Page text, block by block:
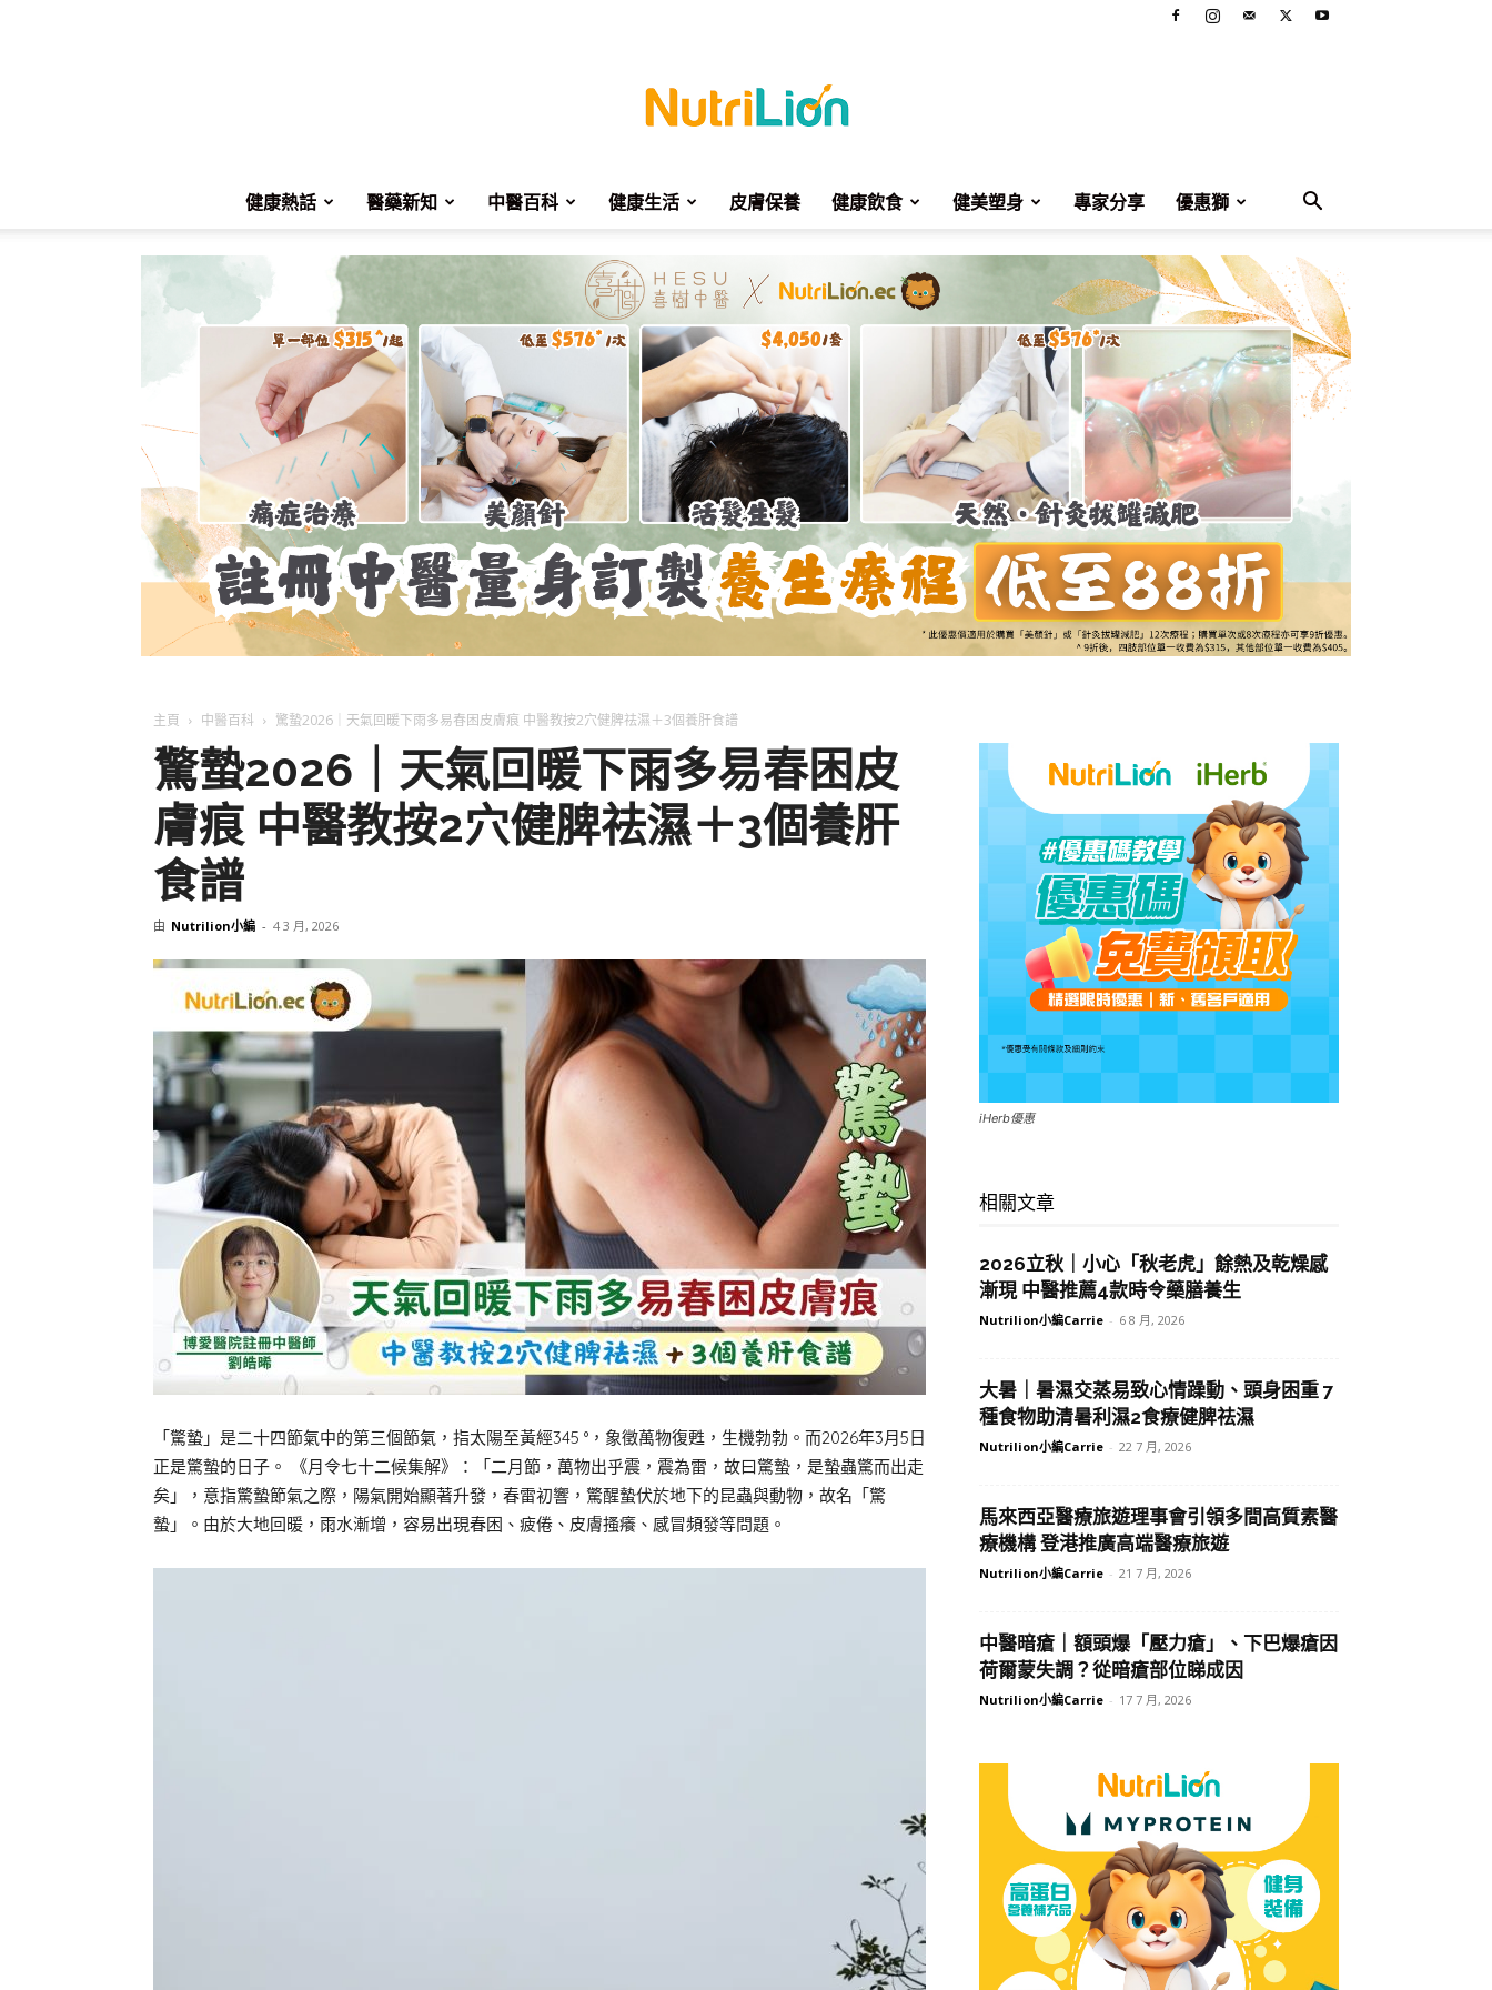
營
養
獅
健康熱話 醫藥新知 中醫百科 健康生活 皮膚保養 健康飲食 健美塑身 專家分享 優惠獅
主頁 中醫百科 驚蟄2026｜天氣回暖下雨多易春困皮膚痕 中醫教按2穴健脾祛濕＋3個養肝食譜
驚蟄2026｜天氣回暖下雨多易春困皮
膚痕 中醫教按2穴健脾祛濕＋3個養肝
食譜
由 Nutrilion小編 - 4 3 月, 2026
「驚蟄」是二十四節氣中的第三個節氣，指太陽至黃經345 °，象徵萬物復甦，生機勃勃。而2026年3月5日
正是驚蟄的日子。 《月令七十二候集解》：「二月節，萬物出乎震，震為雷，故曰驚蟄，是蟄蟲驚而出走
矣」，意指驚蟄節氣之際，陽氣開始顯著升發，春雷初響，驚醒蟄伏於地下的昆蟲與動物，故名「驚
蟄」。由於大地回暖，雨水漸增，容易出現春困、疲倦、皮膚搔癢、感冒頻發等問題。
iHerb優惠
相關文章
2026立秋｜小心「秋老虎」餘熱及乾燥感
漸現 中醫推薦4款時令藥膳養生
Nutrilion小編Carrie - 6 8 月, 2026
大暑｜暑濕交蒸易致心情躁動、頭身困重 7
種食物助清暑利濕2食療健脾祛濕
Nutrilion小編Carrie - 22 7 月, 2026
馬來西亞醫療旅遊理事會引領多間高質素醫
療機構 登港推廣高端醫療旅遊
Nutrilion小編Carrie - 21 7 月, 2026
中醫暗瘡｜額頭爆「壓力瘡」、下巴爆瘡因
荷爾蒙失調？從暗瘡部位睇成因
Nutrilion小編Carrie - 17 7 月, 2026